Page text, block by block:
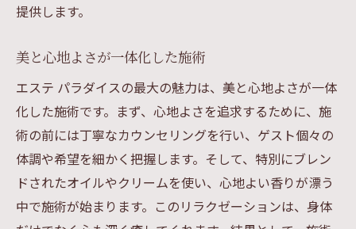
提供します。
美と心地よさが一体化した施術
エステ パラダイスの最大の魅力は、美と心地よさが一体
化した施術です。まず、心地よさを追求するために、施
術の前には丁寧なカウンセリングを行い、ゲスト個々の
体調や希望を細かく把握します。そして、特別にブレン
ドされたオイルやクリームを使い、心地よい香りが漂う
中で施術が始まります。このリラクゼーションは、身体